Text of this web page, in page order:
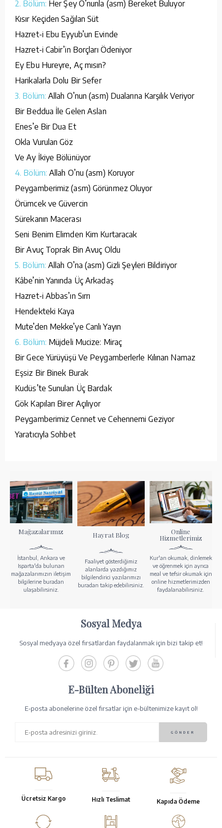
2. Bölüm: Her Şey O’nunla (asm) Bereket Buluyor
Kısır Keçiden Sağılan Süt
Hazret-i Ebu Eyyub’un Evinde
Hazret-i Cabir’in Borçları Ödeniyor
Ey Ebu Hureyre, Aç mısın?
Harikalarla Dolu Bir Sefer
3. Bölüm: Allah O’nun (asm) Dualarına Karşılık Veriyor
Bir Beddua İle Gelen Aslan
Enes’e Bir Dua Et
Okla Vurulan Göz
Ve Ay İkiye Bölünüyor
4. Bölüm: Allah O’nu (asm) Koruyor
Peygamberimiz (asm) Görünmez Oluyor
Örümcek ve Güvercin
Sürekanın Macerası
Seni Benim Elimden Kim Kurtaracak
Bir Avuç Toprak Bin Avuç Oldu
5. Bölüm: Allah O’na (asm) Gizli Şeyleri Bildiriyor
Kâbe’nin Yanında Üç Arkadaş
Hazret-i Abbas’ın Sırrı
Hendekteki Kaya
Mute’den Mekke’ye Canlı Yayın
6. Bölüm: Müjdeli Mucize: Miraç
Bir Gece Yürüyüşü Ve Peygamberlerle Kılınan Namaz
Eşsiz Bir Binek Burak
Kudüs’te Sunulan Üç Bardak
Gök Kapıları Birer Açılıyor
Peygamberimiz Cennet ve Cehennemi Geziyor
Yaratıcıyla Sohbet
Mağazalarımız
İstanbul, Ankara ve
Isparta'da bulunan
mağazalarımızın iletişim
bilgilerine buradan
ulaşabilirsiniz.
Hayrat Blog
Faaliyet gösterdiğimiz
alanlarda yazdığımız
bilgilendirici yazılarımızı
buradan takip edebilirsiniz.
Online
Hizmetlerimiz
Kur'an okumak, dinlemek
ve öğrenmek için ayrıca
meal ve tefsir okumak için
online hizmetlerimizden
faydalanabilirsiniz.
Sosyal Medya
Sosyal medyaya özel fırsatlardan faydalanmak için bizi takip et!
E-Bülten Aboneliği
E-posta abonelerine özel fırsatlar için e-bültenimize kayıt ol!
Ücretsiz Kargo Hızlı Teslimat Kapıda Ödeme